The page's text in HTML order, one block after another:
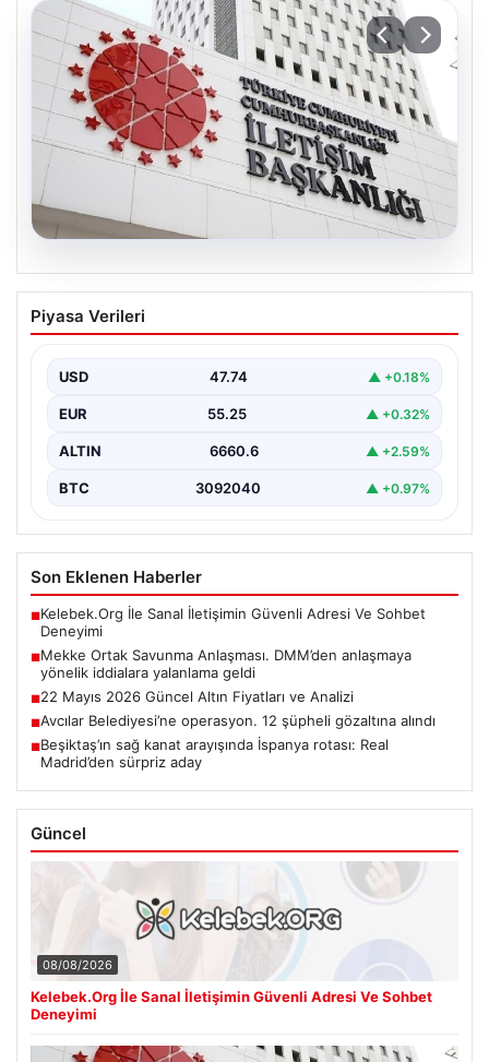
07.08.2026
Mekke Ortak Savunma Anlaşması.
DMM’den anlaşmaya yönelik iddialara
Piyasa Verileri
USD 47.74 ▲ +0.18%
EUR 55.25 ▲ +0.32%
ALTIN 6660.6 ▲ +2.59%
BTC 3092040 ▲ +0.97%
Son Eklenen Haberler
■Kelebek.Org İle Sanal İletişimin Güvenli Adresi Ve Sohbet
Deneyimi
■Mekke Ortak Savunma Anlaşması. DMM’den anlaşmaya
yönelik iddialara yalanlama geldi
■22 Mayıs 2026 Güncel Altın Fiyatları ve Analizi
■Avcılar Belediyesi’ne operasyon. 12 şüpheli gözaltına alındı
■Beşiktaş’ın sağ kanat arayışında İspanya rotası: Real
Madrid’den sürpriz aday
Güncel
08/08/2026
Kelebek.Org İle Sanal İletişimin Güvenli Adresi Ve Sohbet
Deneyimi